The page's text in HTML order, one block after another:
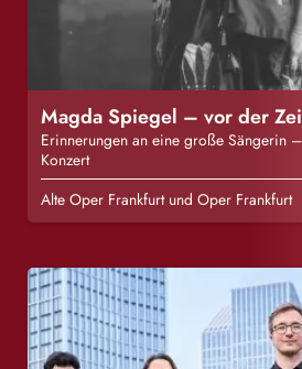
Magda Spiegel – vor der
Erinnerungen an eine große Sängerin
Konzert
Alte Oper Frankfurt und Oper Frankfurt